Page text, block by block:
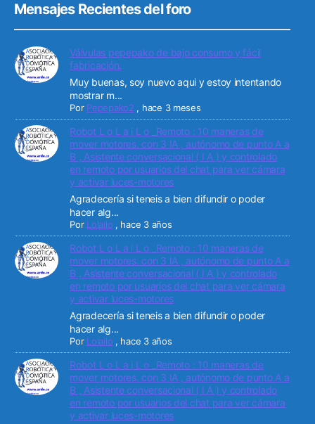
Mensajes Recientes del foro
Válvulas pepepako de bajo consumo y fácil
fabricación.
Muy buenas, soy nuevo aqui y estoy intentando
mostrar m...
Por Pepepako2 , hace 3 meses
Robot L o L a i L o _Remoto : 10 maneras de
mover motores. con 3 IA , autónomo de punto A a
B , Asistente conversacional ( I A ) y controlado
en remoto por usuarios del chat para ver cámara
y activar luces-motores
Agradecería si teneis a bien difundir o poder
hacer alg...
Por Lolailo , hace 3 años
Robot L o L a i L o _Remoto : 10 maneras de
mover motores. con 3 IA , autónomo de punto A a
B , Asistente conversacional ( I A ) y controlado
en remoto por usuarios del chat para ver cámara
y activar luces-motores
Agradecería si teneis a bien difundir o poder
hacer alg...
Por Lolailo , hace 3 años
Robot L o L a i L o _Remoto : 10 maneras de
mover motores. con 3 IA , autónomo de punto A a
B , Asistente conversacional ( I A ) y controlado
en remoto por usuarios del chat para ver cámara
y activar luces-motores